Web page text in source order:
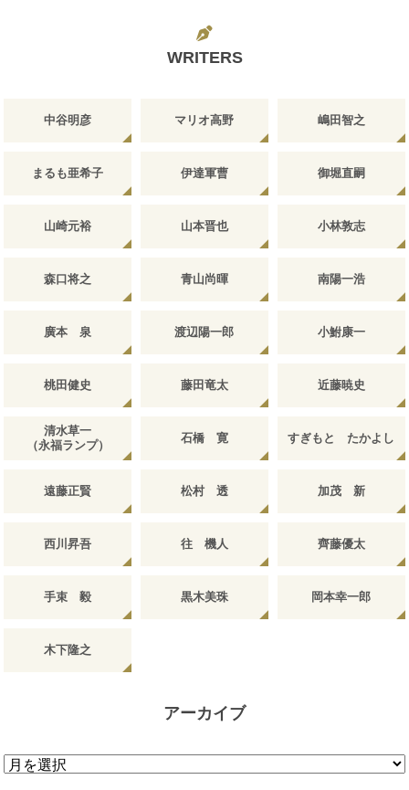
WRITERS
中谷明彦 マリオ高野 嶋田智之
まるも亜希子 伊達軍曹 御堀直嗣
山崎元裕 山本晋也 小林敦志
森口将之 青山尚暉 南陽一浩
廣本 泉 渡辺陽一郎 小鮒康一
桃田健史 藤田竜太 近藤暁史
清水草一
（永福ランプ）
石橋 寛 すぎもと たかよし
遠藤正賢 松村 透 加茂 新
西川昇吾 往 機人 齊藤優太
手束 毅 黒木美珠 岡本幸一郎
木下隆之
アーカイブ
ア